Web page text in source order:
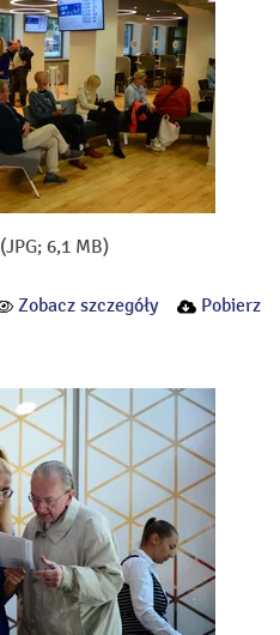
(JPG; 6,1 MB)
Zobacz szczegóły Pobierz